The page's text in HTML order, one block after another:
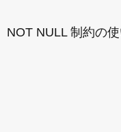
NOT NULL 制約の